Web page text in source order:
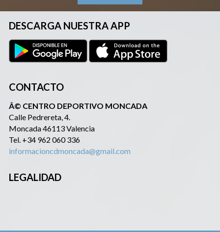
DESCARGA NUESTRA APP
CONTACTO
Â© CENTRO DEPORTIVO MONCADA
Calle Pedrereta, 4.
Moncada 46113 Valencia
Tel. +34 962 060 336
informacioncdmoncada@gmail.com
LEGALIDAD